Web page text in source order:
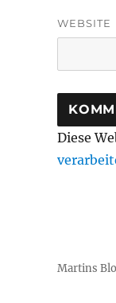
WEBSITE
Diese
Martins